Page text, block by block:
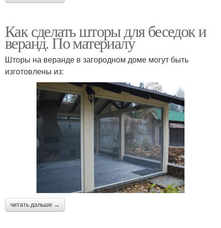
Как сделать шторы для беседок и
веранд. По материалу
Шторы на веранде в загородном доме могут быть
изготовлены из:
читать дальше →